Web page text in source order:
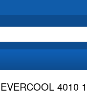
EVERCOOL 4010